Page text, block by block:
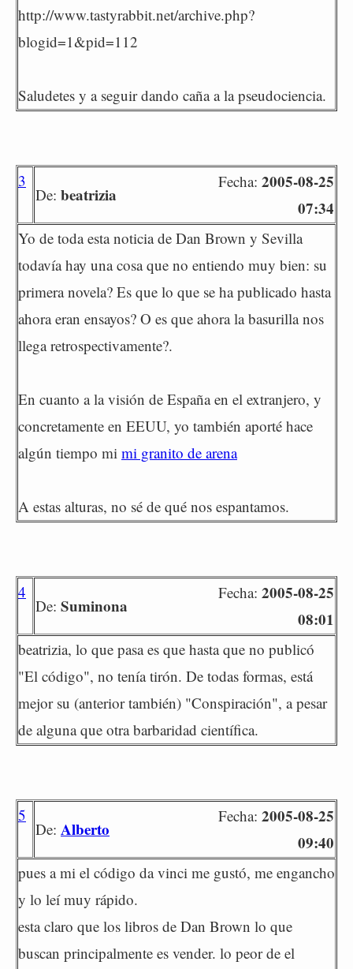
http://www.tastyrabbit.net/archive.php?
blogid=1&pid=112
Saludetes y a seguir dando caña a la pseudociencia.
3
De: beatrizia
Fecha: 2005-08-25
07:34
Yo de toda esta noticia de Dan Brown y Sevilla
todavía hay una cosa que no entiendo muy bien: su
primera novela? Es que lo que se ha publicado hasta
ahora eran ensayos? O es que ahora la basurilla nos
llega retrospectivamente?.
En cuanto a la visión de España en el extranjero, y
concretamente en EEUU, yo también aporté hace
algún tiempo mi mi granito de arena
A estas alturas, no sé de qué nos espantamos.
4
De: Suminona
Fecha: 2005-08-25
08:01
beatrizia, lo que pasa es que hasta que no publicó
"El código", no tenía tirón. De todas formas, está
mejor su (anterior también) "Conspiración", a pesar
de alguna que otra barbaridad científica.
5
De: Alberto
Fecha: 2005-08-25
09:40
pues a mi el código da vinci me gustó, me engancho
y lo leí muy rápido.
esta claro que los libros de Dan Brown lo que
buscan principalmente es vender. lo peor de el